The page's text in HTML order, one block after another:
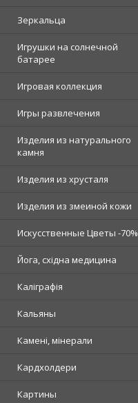
Зеркальца
Игрушки на солнечной
батарее
Игровая коллекция
Игры развлечения
Изделия из натурального
камня
Изделия из хрусталя
Изделия из змеиной кожи
Искусственные Цветы -70%
Йога, східна медицина
Каліграфія
Кальяны
Камені, мінерали
Кардхолдери
Картины